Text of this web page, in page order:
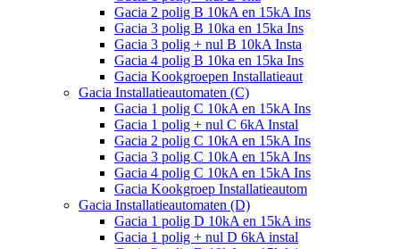
Gacia 2 polig B 10kA en 15kA Ins
Gacia 3 polig B 10ka en 15ka Ins
Gacia 3 polig + nul B 10kA Insta
Gacia 4 polig B 10ka en 15ka Ins
Gacia Kookgroepen Installatieaut
Gacia Installatieautomaten (C)
Gacia 1 polig C 10kA en 15kA Ins
Gacia 1 polig + nul C 6kA Instal
Gacia 2 polig C 10kA en 15kA Ins
Gacia 3 polig C 10kA en 15kA Ins
Gacia 4 polig C 10kA en 15kA Ins
Gacia Kookgroep Installatieautom
Gacia Installatieautomaten (D)
Gacia 1 polig D 10kA en 15kA ins
Gacia 1 polig + nul D 6kA instal